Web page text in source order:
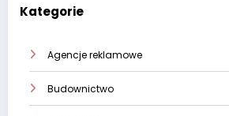
Kategorie
Agencje reklamowe
Budownictwo